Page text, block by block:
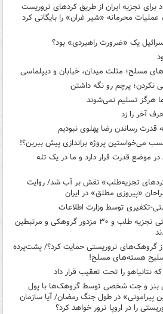
تجزیه ایران از طریق کردهای تروریست
محرمانه «شیر غران» را بایگانی کرد
یک «ضرورت راهبردی» بود؟
مسلح؛ مثلث میدان، خیابان و دیپلماسی
پرچم رو نگه داشتن
هرگز تسلیم نمی‌شوند
آخر را زد
قدرت رساندن رضا پهلوی نبودیم
می‌خواستین پروژه براندازی پیش ببرین؟!
موضع قدرت قرار دارد و ما در یک تله
تجزیه‌طلب» نقش بر آب شد/ روایت
«پیروزی مطلق» در ایران
سرکرده‌ یک گروهک تروریستی تجزیه طلب و ۳۰ مزدور گروهکی و مرتبطین
گروهک‌های تروریستی حمایت کرد؟/ پشت‌پرده
تسلیح هسته‌های مسلح!
نتانیاهو را تحت تعقیب قرار داد
بنز و جت شخصی توسط گروهک‌ها با پول
پیرامونی» در طول جنگ رمضان/ آیا سازمان
را در اروپا ترور خواهد کرد؟